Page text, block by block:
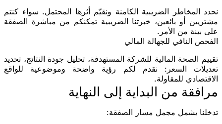
نحدد المخاطر الضريبية الكامنة ونقيّم أثرها المحتمل. سواء كنتم
مشتريين أو بائعين، خبرتنا الضريبية تمكنكم من مباشرة الصفقة
على بينة من الأمر.
الفحص النافي للجهالة المالي
تقييم الصحة المالية للشركة المستهدفة، تحليل جودة النتائج، تحديد
تعديلات السعر: نقدم لكم رؤية واضحة وموضوعية للواقع
الاقتصادي للمقاولة.
مرافقة من البداية إلى النهاية
تدخلنا يشمل مجمل مسار الصفقة: